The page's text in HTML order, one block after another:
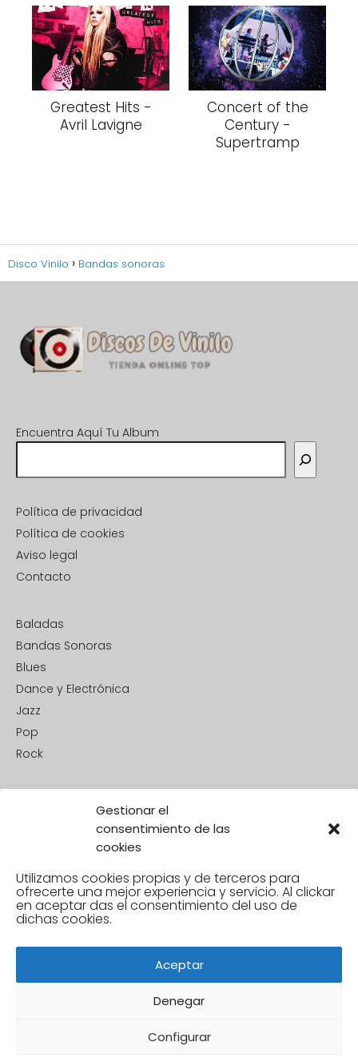
Gestionar el
consentimiento de las
cookies
Utilizamos cookies propias y de terceros para
ofrecerte una mejor experiencia y servicio. Al clickar
en aceptardas el consentimiento del uso de
dichas cookies.
Aceptar
Denegar
Configurar
Greatest Hits -
Avril Lavigne
Concert of the
Century -
Supertramp
Disco Vinilo Bandas sonoras
Encuentra Aquí Tu Album
Política de privacidad
Política de cookies
Aviso legal
Contacto
Baladas
Bandas Sonoras
Blues
Dance y Electrónica
Jazz
Pop
Rock